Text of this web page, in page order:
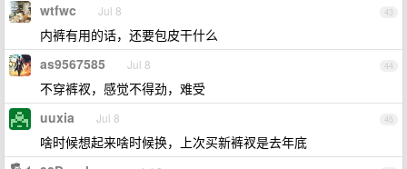
43
wtfwc Jul 8
内裤有用的话，还要包皮干什么
44
as9567585 Jul 8
不穿裤衩，感觉不得劲，难受
45
uuxia Jul 8
啥时候想起来啥时候换，上次买新裤衩是去年底